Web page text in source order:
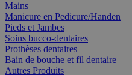
Mains
Manicure en Pedicure/Handen
Pieds et Jambes
Soins bucco-dentaires
Prothèses dentaires
Bain de bouche et fil dentaire
Autres Produits